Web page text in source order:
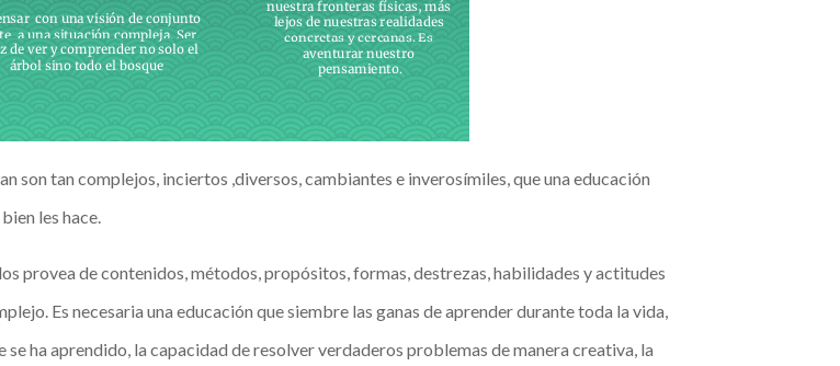
son tan complejos, inciertos ,diversos, cambiantes e inverosímiles, que una educación
les hace.
provea de contenidos, métodos, propósitos, formas, destrezas, habilidades y actitudes
Es necesaria una educación que siembre las ganas de aprender durante toda la vida,
ha aprendido, la capacidad de resolver verdaderos problemas de manera creativa, la